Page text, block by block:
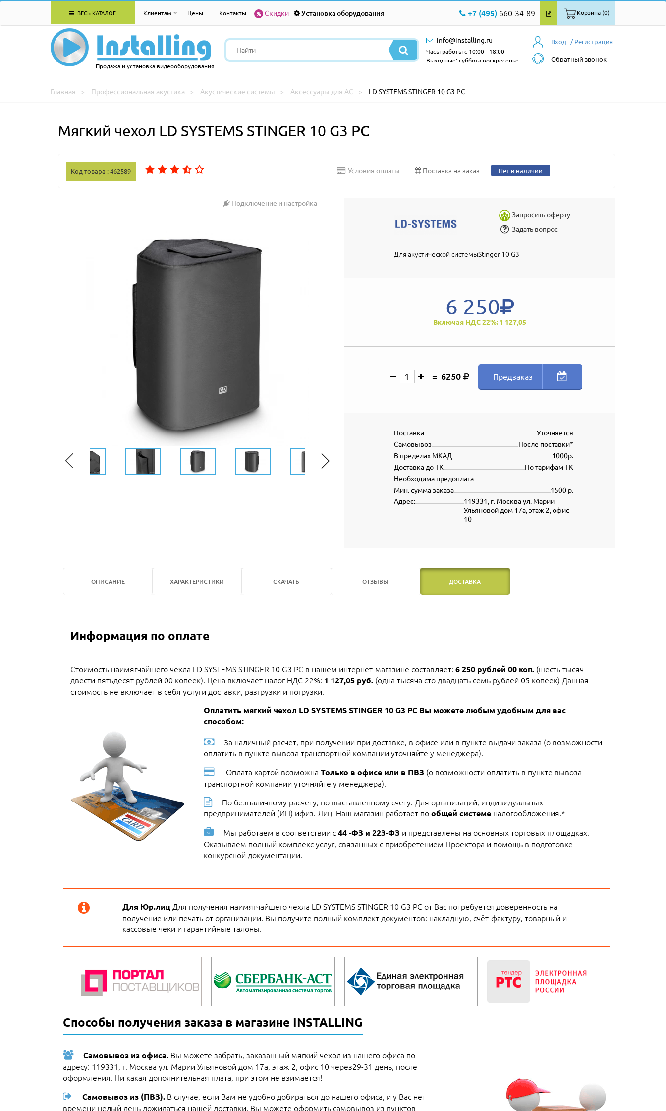
ВЕСЬ КАТАЛОГ Клиентам Цены Контакты Скидки Установка оборудования +7 (495) 660-34-89 Корзина (0)
Продажа и установка видеооборудования
Вход / Регистрация
Обратный звонок
info@installing.ru
Часы работы с 10:00 - 18:00
Выходные: суббота воскресенье
Главная Профессиональная акустика Акустические системы Аксессуары для АС LD SYSTEMS STINGER 10 G3 PC
Мягкий чехол LD SYSTEMS STINGER 10 G3 PC
Код товара : 462589 Условия оплаты Поставка на заказ Нет в наличии
Подключение и настройка
Запросить оферту
Задать вопрос
Для акустической системыStinger 10 G3
6 250
Включая НДС 22%: 1 127,05
6250 Предзаказ
Уточняется
Поставка
После поставки*
Самовывоз
1000р.
В пределах МКАД
По тарифам ТК
Доставка до ТК
Необходима предоплата
1500 р.
Мин. сумма заказа
119331, г. Москва ул. Марии
Ульяновой дом 17а, этаж 2, офис
10
Адрес:
ОПИСАНИЕ ХАРАКТЕРИСТИКИ СКАЧАТЬ ОТЗЫВЫ ДОСТАВКА
Информация по оплате
Стоимость наимягчайшего чехла LD SYSTEMS STINGER 10 G3 PC в нашем интернет-магазине составляет: 6 250 рублей 00 коп. (шесть тысяч
двести пятьдесят рублей 00 копеек). Цена включает налог НДС 22%: 1 127,05 руб. (одна тысяча сто двадцать семь рублей 05 копеек) Данная
стоимость не включает в себя услуги доставки, разгрузки и погрузки.
Оплатить мягкий чехол LD SYSTEMS STINGER 10 G3 PC Вы можете любым удобным для вас
способом:
За наличный расчет, при получении при доставке, в офисе или в пункте выдачи заказа (о возможности
оплатить в пункте вывоза транспортной компании уточняйте у менеджера).
Оплата картой возможна Только в офисе или в ПВЗ (о возможности оплатить в пункте вывоза
транспортной компании уточняйте у менеджера).
По безналичному расчету, по выставленному счету. Для организаций, индивидуальных
предпринимателей (ИП) ифиз. Лиц. Наш магазин работает пообщей системеналогообложения.*
Мы работаем в соответствии с44 -ФЗ и 223-ФЗ и представлены на основных торговых площадках.
Оказываем полный комплекс услуг, связанных с приобретением Проектора и помощь в подготовке
конкурсной документации.
Для Юр.лицДля получения наимягчайшего чехла LD SYSTEMS STINGER 10 G3 PC от Вас потребуется доверенность на
получение или печать от организации. Вы получите полный комплект документов: накладную, счёт-фактуру, товарный и
кассовые чеки и гарантийные талоны.
Способы получения заказа в магазине INSTALLING
Самовывоз из офиса. Вы можете забрать, заказанный мягкий чехол из нашего офиса по
адресу: 119331, г. Москва ул. Марии Ульяновой дом 17а, этаж 2, офис 10 через29-31 день, после
оформления. Ни какая дополнительная плата, при этом не взимается!
Самовывоз из (ПВЗ). В случае, если Вам не удобно добираться до нашего офиса, и у Вас нет
времени целый день дожидаться нашей доставки, Вы можете оформить самовывоз из пунктов